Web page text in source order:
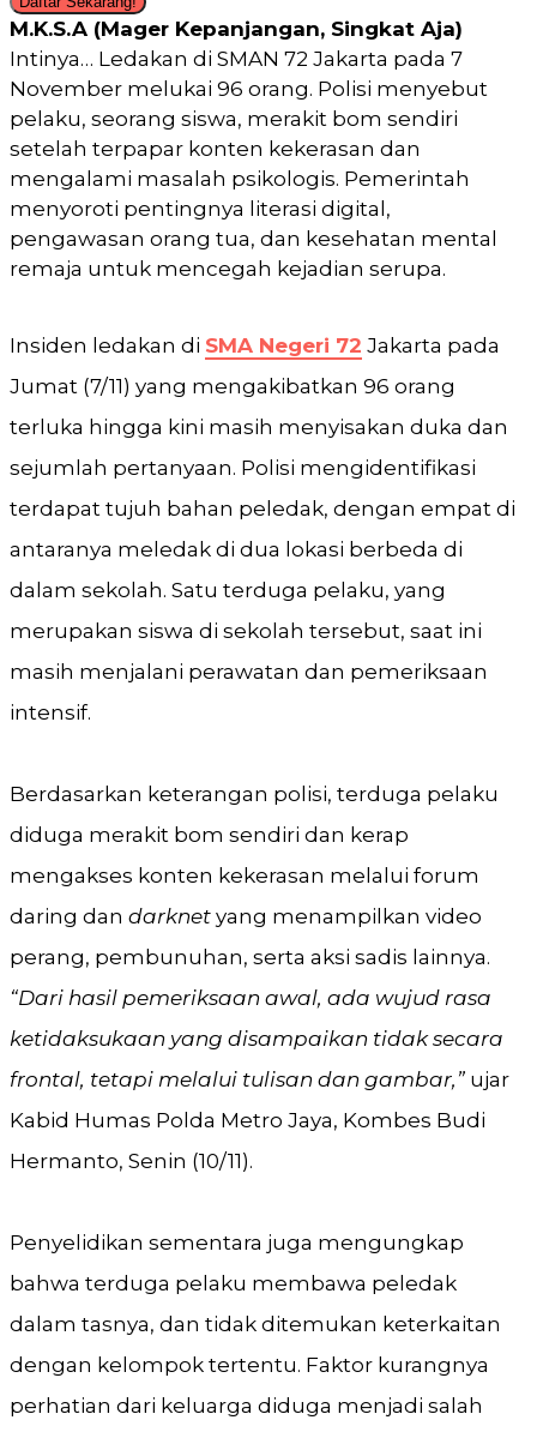
M.K.S.A (Mager Kepanjangan, Singkat Aja)
Intinya… Ledakan di SMAN 72 Jakarta pada 7
November melukai 96 orang. Polisi menyebut
pelaku, seorang siswa, merakit bom sendiri
setelah terpapar konten kekerasan dan
mengalami masalah psikologis. Pemerintah
menyoroti pentingnya literasi digital,
pengawasan orang tua, dan kesehatan mental
remaja untuk mencegah kejadian serupa.
Insiden ledakan di SMA Negeri 72 Jakarta pada
Jumat (7/11) yang mengakibatkan 96 orang
terluka hingga kini masih menyisakan duka dan
sejumlah pertanyaan. Polisi mengidentifikasi
terdapat tujuh bahan peledak, dengan empat di
antaranya meledak di dua lokasi berbeda di
dalam sekolah. Satu terduga pelaku, yang
merupakan siswa di sekolah tersebut, saat ini
masih menjalani perawatan dan pemeriksaan
intensif.
Berdasarkan keterangan polisi, terduga pelaku
diduga merakit bom sendiri dan kerap
mengakses konten kekerasan melalui forum
daring dan darknet yang menampilkan video
perang, pembunuhan, serta aksi sadis lainnya.
“Dari hasil pemeriksaan awal, ada wujud rasa
ketidaksukaan yang disampaikan tidak secara
frontal, tetapi melalui tulisan dan gambar,” ujar
Kabid Humas Polda Metro Jaya, Kombes Budi
Hermanto, Senin (10/11).
Penyelidikan sementara juga mengungkap
bahwa terduga pelaku membawa peledak
dalam tasnya, dan tidak ditemukan keterkaitan
dengan kelompok tertentu. Faktor kurangnya
perhatian dari keluarga diduga menjadi salah